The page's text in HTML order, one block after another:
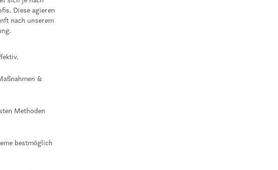
Diese agieren
nach unserem
&
Methoden
bestmöglich